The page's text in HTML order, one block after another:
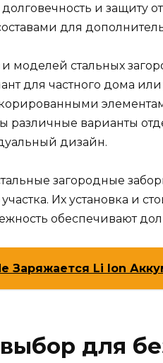
и защиту
для
моделей стальных
для частного дома
различные варианты
дизайн.
загородные
Их установка и
обеспечивают
Заряжается Li Ion
для